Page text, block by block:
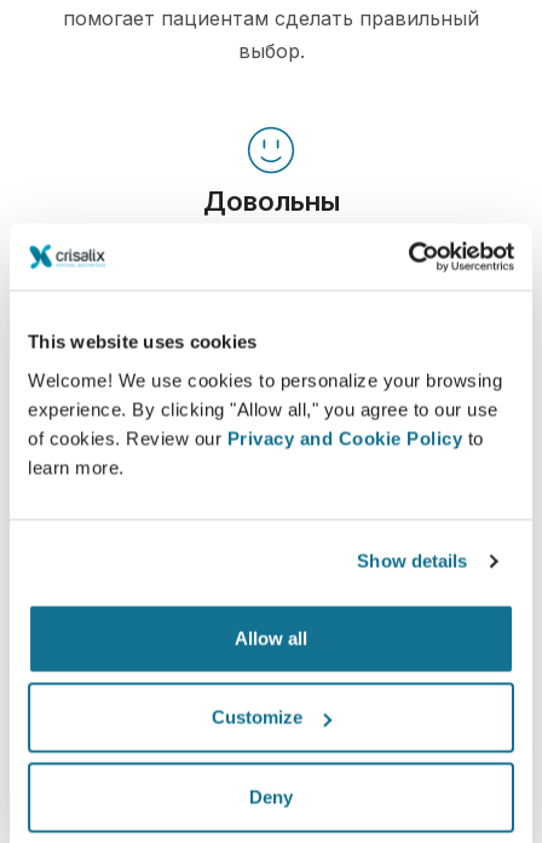
This website uses cookies
Welcome! We use cookies to personalize your browsing
experience. By clicking "Allow all," you agree to our use
of cookies. Review our Privacy and Cookie Policy to
learn more.
Show details
Allow all
Customize
Deny
помогает пациентам сделать правильный
выбор.
Довольны
100% женщин сказали, что они были
удовлетворены или очень удовлетворены
Crisalix 3D-моделирование до нее*
*Онлайн-опрос проводился в Швейцарии среди
пациенток, сделавших операцию по увеличению груди в